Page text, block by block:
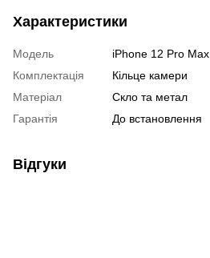
Характеристики
Модель
iPhone 12 Pro Max
Комплектація
Кільце камери
Матеріал
Скло та метал
Гарантія
До встановлення
Відгуки